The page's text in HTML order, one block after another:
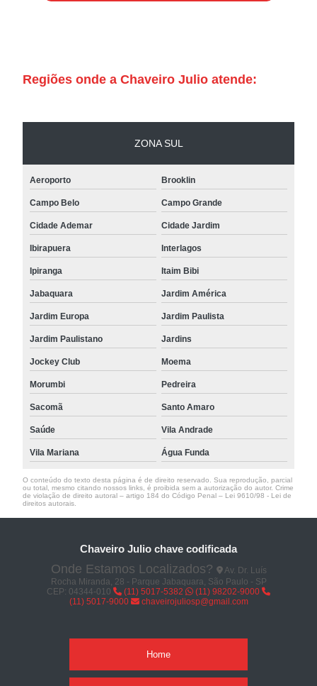
Regiões onde a Chaveiro Julio atende:
ZONA SUL
Aeroporto Brooklin
Campo Belo Campo Grande
Cidade Ademar Cidade Jardim
Ibirapuera Interlagos
Ipiranga Itaim Bibi
Jabaquara Jardim América
Jardim Europa Jardim Paulista
Jardim Paulistano Jardins
Jockey Club Moema
Morumbi Pedreira
Sacomã Santo Amaro
Saúde Vila Andrade
Vila Mariana Água Funda
O conteúdo do texto desta página é de direito reservado. Sua reprodução, parcial
ou total, mesmo citando nossos links, é proibida sem a autorização do autor. Crime
de violação de direito autoral – artigo 184 do Código Penal – Lei 9610/98 - Lei de
direitos autorais
Chaveiro Julio chave codificada
Onde Estamos Localizados?
Av. Dr. Luís
Rocha Miranda, 28 - Parque Jabaquara, São Paulo - SP
CEP: 04344-010
(11) 5017-5382
(11) 98202-9000
(11) 5017-9000
chaveirojuliosp@gmail.com
Home